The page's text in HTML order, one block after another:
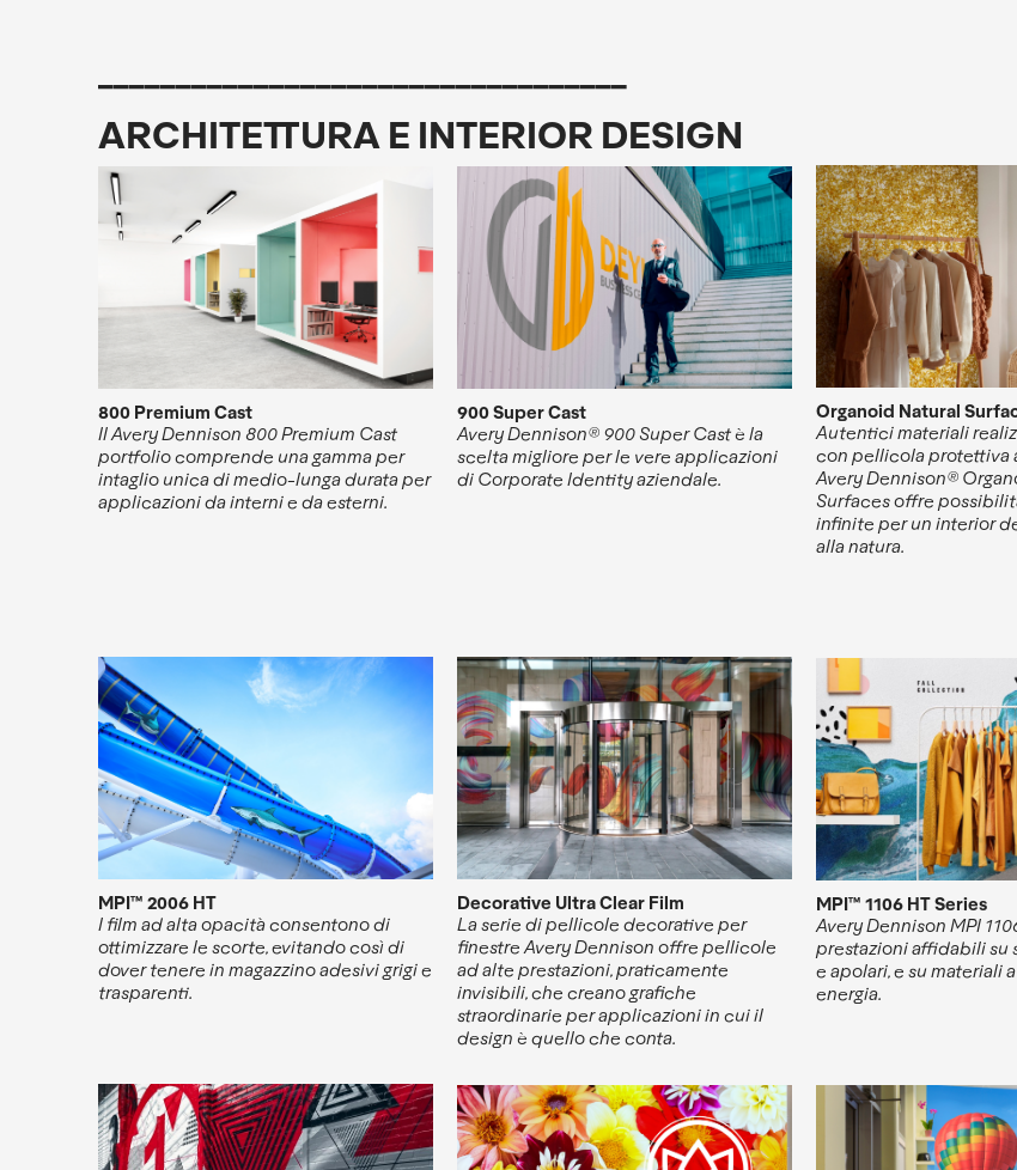
ARCHITETTURA E INTERIOR DESIGN
800 Premium Cast
Il Avery Dennison 800 Premium Cast
portfolio comprende una gamma per
intaglio unica di medio-lunga durata per
applicazioni da interni e da esterni.
900 Super Cast
Avery Dennison® 900 Super Castè la
scelta migliore per le vere applicazioni
di Corporate Identity aziendale.
Organoid Natural
Autentici materiali
con pellicola protettiva
Avery Dennison®
Surfaces offre
infinite per un interior
alla natura.
MPI™ 2006 HT
I film ad alta opacità consentono di
ottimizzare le scorte, evitando così di
dover tenere in magazzino adesivi grigi e
trasparenti.
Decorative Ultra Clear Film
La serie di pellicole decorative per
finestre Avery Dennison offre pellicole
ad alte prestazioni, praticamente
invisibili, che creano grafiche
straordinarie per applicazioni in cui il
design è quello che conta.
MPI™ 1106 HT Series
Avery Dennison MPI
prestazioni affidabili su
e apolari, e su materiali
energia.